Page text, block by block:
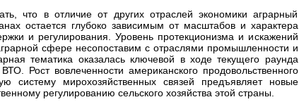
что в отличие от других отраслей экономики аграрный
остается глубоко зависимым от масштабов и характера
и регулирования. Уровень протекционизма и искажений
сфере несопоставим с отраслями промышленности и
тематика оказалась ключевой в ходе текущего раунда
Рост вовлеченности американского продовольственного
систему мирохозяйственных связей предъявляет новые
регулированию сельского хозяйства этой страны.